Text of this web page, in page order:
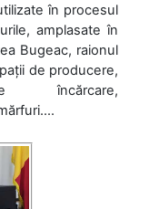
în procesul
amplasate în
Bugeac, raionul
de producere,
încărcare,